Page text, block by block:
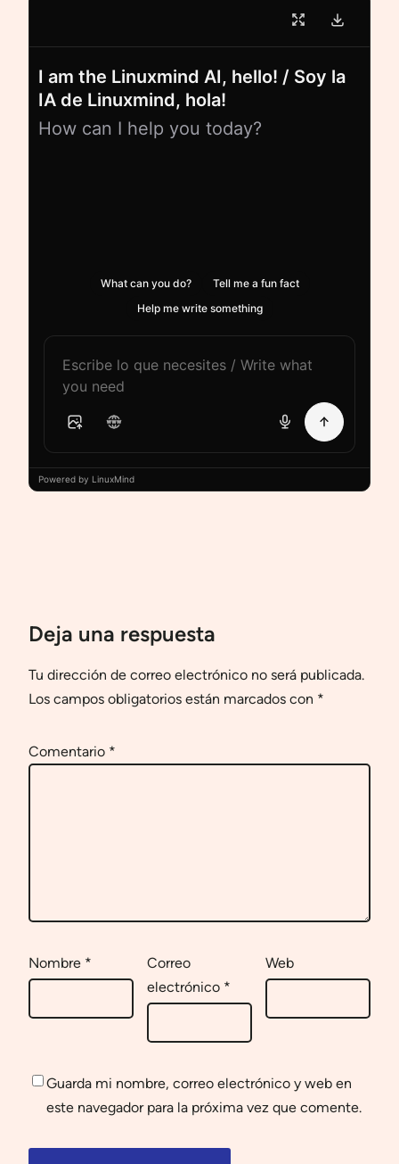
I am the Linuxmind AI, hello! / Soy la
IA de Linuxmind, hola!
How can I help you today?
What can you do?
Tell me a fun fact
Help me write something
Powered by LinuxMind
Deja una respuesta
Tu dirección de correo electrónico no será publicada.
Los campos obligatorios están marcados con *
Comentario *
Nombre *
Correo
electrónico *
Web
Guarda mi nombre, correo electrónico y web en
este navegador para la próxima vez que comente.